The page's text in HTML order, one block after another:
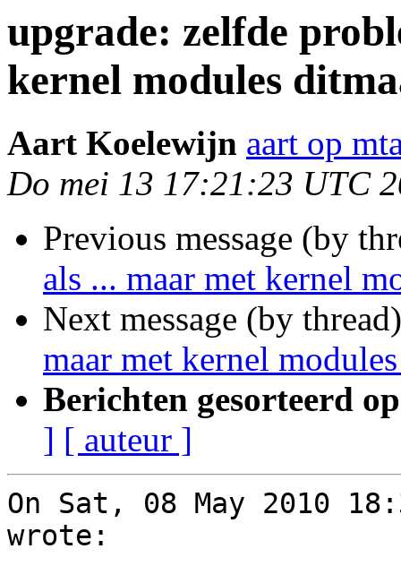
upgrade: zelfde
kernel modules
Aart Koelewijn aart op
Do mei 13 17:21:23 UTC
Previous message (by
als ... maar met kernel
Next message (by
maar met kernel
Berichten gesorteerd
] [ auteur ]
On Sat, 08 May 2010
wrote: